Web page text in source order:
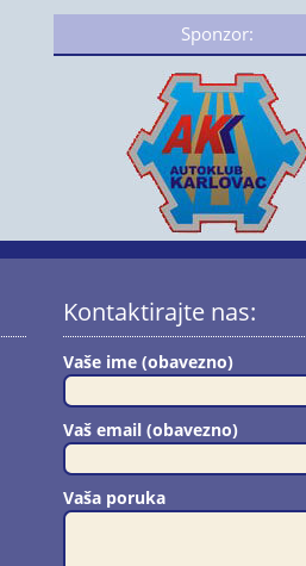
Sponzor:
Kontaktirajte nas:
Vaše ime (obavezno)
Vaš email (obavezno)
Vaša poruka